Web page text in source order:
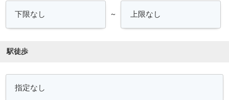
～
駅徒歩